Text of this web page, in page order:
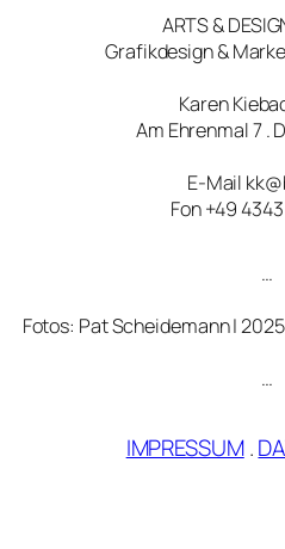
ARTS &
Grafikdesign &
Karen
Am Ehrenmal 7 .
E-Mail
Fon +49
…
Fotos: Pat Scheidemann |
…
IMPRESSUM.